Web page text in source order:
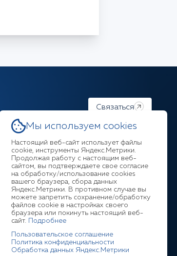
Связаться
Ответим на любой ваш
вопрос
+7 (3952) 211-377
Мы используем cookies
Настоящий веб-сайт использует файлы
cookie, инструменты Яндекс.Метрики.
Продолжая работу с настоящим веб-
сайтом, вы подтверждаете свое согласие
на обработку/использование cookies
вашего браузера, сбора данных
Яндекс.Метрики. В противном случае вы
можете запретить сохранение/обработку
файлов cookie в настройках своего
браузера или покинуть настоящий веб-
сайт.
Подробнее
Пользовательское соглашение
Политика конфиденциальности
Обработка данных Яндекс.Метрики